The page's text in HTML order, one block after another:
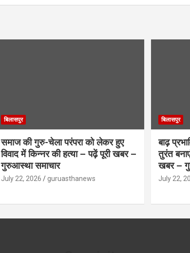
बिलासपुर
समाज की गुरु-चेला परंपरा को लेकर हुए
विवाद में किन्नर की हत्या – पढ़ें पूरी खबर –
गुरुआस्था समाचार
July 22, 2026 guruasthanews
बिलासपुर
बाढ़
तुरंत
खबर –
July 22,